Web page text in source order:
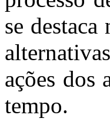
se destaca
ações dos
tempo.